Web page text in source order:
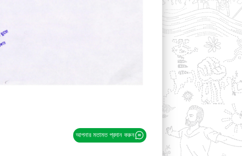
আপনার মতামত প্রদান করুন